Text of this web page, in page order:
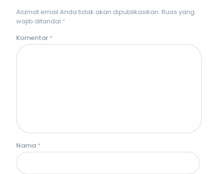
Alamat email Anda tidak akan dipublikasikan. Ruas yang
wajib ditandai *
Komentar *
Nama *